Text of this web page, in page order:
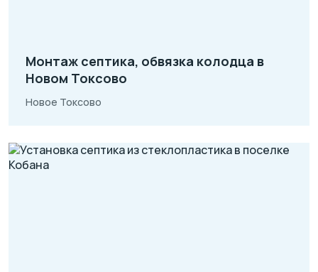
Монтаж септика, обвязка колодца в
Новом Токсово
Новое Токсово